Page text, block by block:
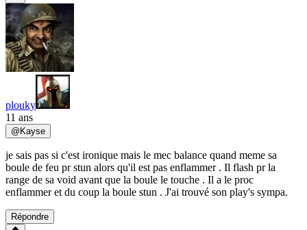
plouky
11 ans
@ Kayse
je sais pas si c'est ironique mais le mec balance quand meme sa
boule de feu pr stun alors qu'il est pas enflammer . Il flash pr la
range de sa void avant que la boule le touche . Il a le proc
enflammer et du coup la boule stun . J'ai trouvé son play's sympa.
Répondre